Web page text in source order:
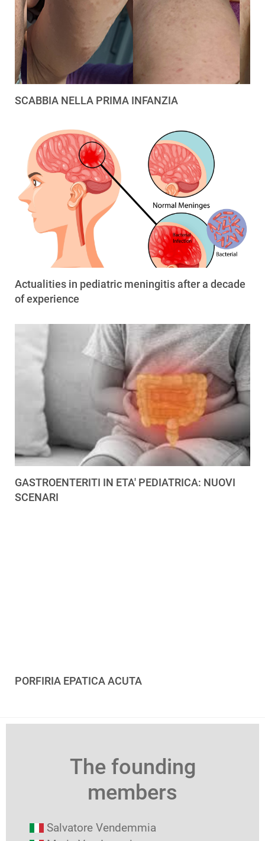
SCABBIA NELLA PRIMA INFANZIA
Actualities in pediatric meningitis after a decade
of experience
GASTROENTERITI IN ETA' PEDIATRICA: NUOVI
SCENARI
PORFIRIA EPATICA ACUTA
The founding
members
Salvatore Vendemmia